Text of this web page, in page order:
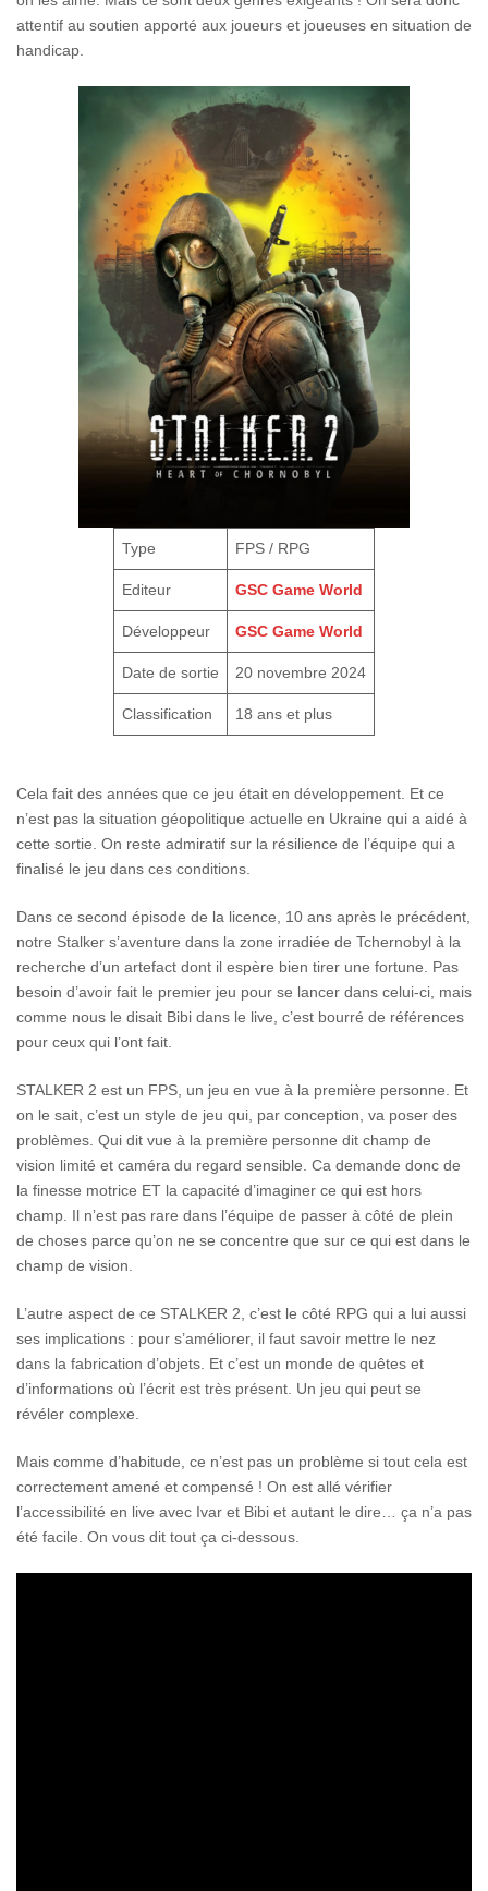
attentif au soutien apporté aux joueurs et joueuses en situation de
handicap.
Type FPS / RPG
Editeur GSC Game World
Développeur GSC Game World
Date de sortie 20 novembre 2024
Classification 18 ans et plus
Cela fait des années que ce jeu était en développement. Et ce
n’est pas la situation géopolitique actuelle en Ukraine qui a aidé à
cette sortie. On reste admiratif sur la résilience de l’équipe qui a
finalisé le jeu dans ces conditions.
Dans ce second épisode de la licence, 10 ans après le précédent,
notre Stalker s’aventure dans la zone irradiée de Tchernobyl à la
recherche d’un artefact dont il espère bien tirer une fortune. Pas
besoin d’avoir fait le premier jeu pour se lancer dans celui-ci, mais
comme nous le disait Bibi dans le live, c’est bourré de références
pour ceux qui l’ont fait.
STALKER 2 est un FPS, un jeu en vue à la première personne. Et
on le sait, c’est un style de jeu qui, par conception, va poser des
problèmes. Qui dit vue à la première personne dit champ de
vision limité et caméra du regard sensible. Ca demande donc de
la finesse motrice ET la capacité d’imaginer ce qui est hors
champ. Il n’est pas rare dans l’équipe de passer à côté de plein
de choses parce qu’on ne se concentre que sur ce qui est dans le
champ de vision.
L’autre aspect de ce STALKER 2, c’est le côté RPG qui a lui aussi
ses implications : pour s’améliorer, il faut savoir mettre le nez
dans la fabrication d’objets. Et c’est un monde de quêtes et
d’informations où l’écrit est très présent. Un jeu qui peut se
révéler complexe.
Mais comme d’habitude, ce n’est pas un problème si tout cela est
correctement amené et compensé ! On est allé vérifier
l’accessibilité en live avec Ivar et Bibi et autant le dire… ça n’a pas
été facile. On vous dit tout ça ci-dessous.